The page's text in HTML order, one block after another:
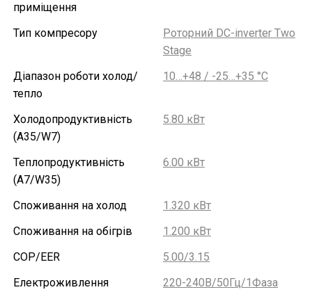
приміщення
Тип компресору
Роторний DC-inverter Two
Stage
Діапазон роботи холод/
тепло
10…+48 / -25…+35 °С
Холодопродуктивність
(A35/W7)
5.80 кВт
Теплопродуктивність
(A7/W35)
6.00 кВт
Споживання на холод
1.320 кВт
Споживання на обігрів
1.200 кВт
COP/EER
5.00/3.15
Електроживлення
220-240В/50Гц/1Фаза